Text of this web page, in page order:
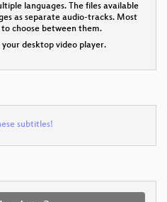
languages. The files available
as separate audio-tracks. Most
choose between them.
desktop video player.
subtitles!